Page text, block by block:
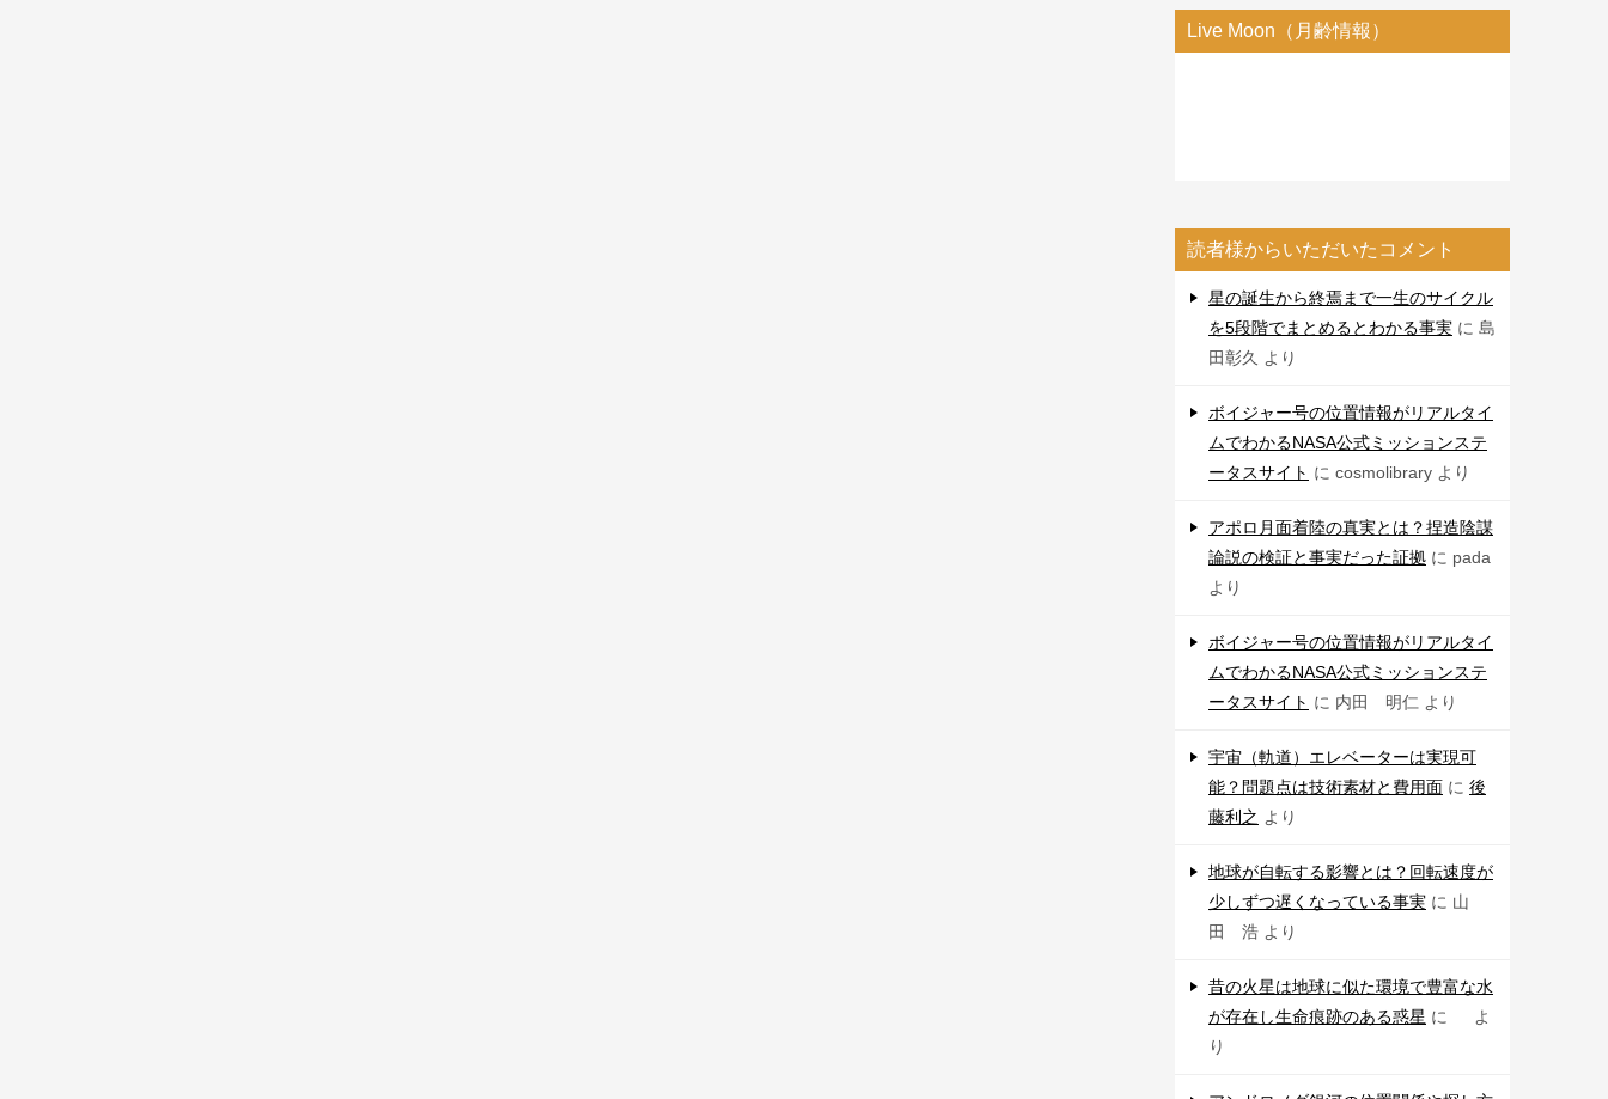
Live Moon（月齢情報）
読者様からいただいたコメント
星の誕生から終焉まで一生のサイクル
を5段階でまとめるとわかる事実 に 島
田彰久 より
ボイジャー号の位置情報がリアルタイ
ムでわかるNASA公式ミッションステ
ータスサイト に cosmolibrary より
アポロ月面着陸の真実とは？捏造陰謀
論説の検証と事実だった証拠 に pada
より
ボイジャー号の位置情報がリアルタイ
ムでわかるNASA公式ミッションステ
ータスサイト に 内田 明仁 より
宇宙（軌道）エレベーターは実現可
能？問題点は技術素材と費用面 に 後
藤利之 より
地球が自転する影響とは？回転速度が
少しずつ遅くなっている事実 に 山
田 浩 より
昔の火星は地球に似た環境で豊富な水
が存在し生命痕跡のある惑星 に
よ
り